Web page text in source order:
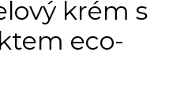
krém s
eco-